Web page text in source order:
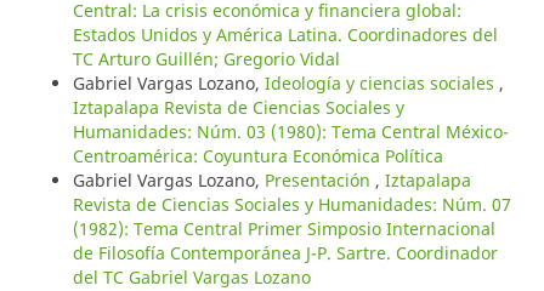
Central: La crisis económica y financiera global:
Estados Unidos y América Latina. Coordinadores del
TC Arturo Guillén; Gregorio Vidal
Gabriel Vargas Lozano, Ideología y ciencias sociales ,
Iztapalapa Revista de Ciencias Sociales y
Humanidades: Núm. 03 (1980): Tema Central México-
Centroamérica: Coyuntura Económica Política
Gabriel Vargas Lozano, Presentación , Iztapalapa
Revista de Ciencias Sociales y Humanidades: Núm. 07
(1982): Tema Central Primer Simposio Internacional
de Filosofía Contemporánea J-P. Sartre. Coordinador
del TC Gabriel Vargas Lozano